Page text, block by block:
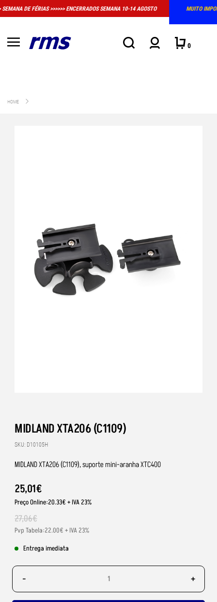
10-14 AGOSTO
MUITO IMPORTANTE: A LOJA FÍSICA EM MASSAMÁ
CONVENCIONAL DE ATENDIMENTO
0
HOME
MIDLAND XTA206 (C1109)
SKU: D10105H
MIDLAND XTA206 (C1109), suporte mini-aranha XTC400
25,01€
Preço Online:20.33€ + IVA 23%
27,06€
Pvp Tabela:22.00€ + IVA 23%
Entrega imediata
- +